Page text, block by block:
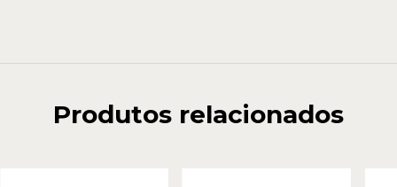
Produtos relacionados